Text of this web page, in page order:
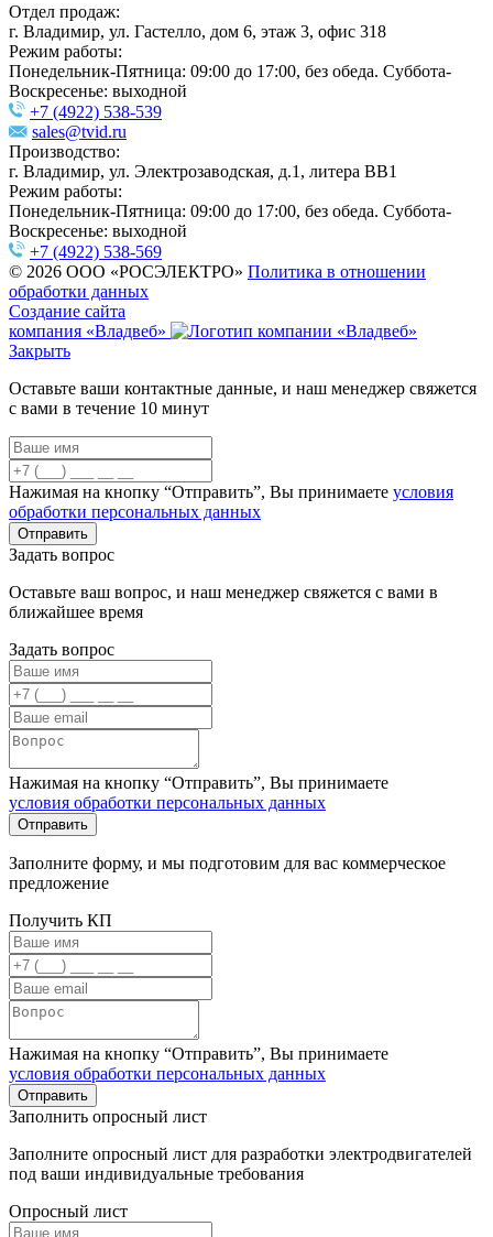
Отдел продаж:
г. Владимир, ул. Гастелло, дом 6, этаж 3, офис 318
Режим работы:
Понедельник-Пятница: 09:00 до 17:00, без обеда. Суббота-
Воскресенье: выходной
+7 (4922) 538-539
sales@tvid.ru
Производство:
г. Владимир, ул. Электрозаводская, д.1, литера ВВ1
Режим работы:
Понедельник-Пятница: 09:00 до 17:00, без обеда. Суббота-
Воскресенье: выходной
+7 (4922) 538-569
© 2026 ООО «РОСЭЛЕКТРО» Политика в отношении
обработки данных
Создание сайта
компания «Владвеб»
Закрыть
Оставьте ваши контактные данные, и наш менеджер свяжется
с вами в течение 10 минут
Нажимая на кнопку “Отправить”, Вы принимаете условия
обработки персональных данных
Задать вопрос
Оставьте ваш вопрос, и наш менеджер свяжется с вами в
ближайшее время
Задать вопрос
Нажимая на кнопку “Отправить”, Вы принимаете
условия обработки персональных данных
Заполните форму, и мы подготовим для вас коммерческое
предложение
Получить КП
Нажимая на кнопку “Отправить”, Вы принимаете
условия обработки персональных данных
Заполнить опросный лист
Заполните опросный лист для разработки электродвигателей
под ваши индивидуальные требования
Опросный лист